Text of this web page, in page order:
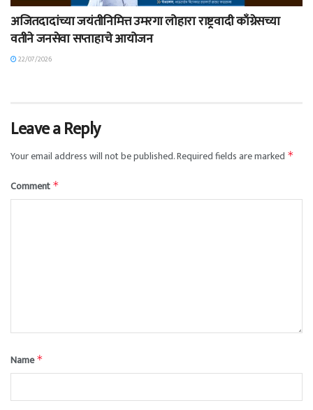
अजितदादांच्या जयंतीनिमित्त उमरगा लोहारा राष्ट्रवादी काँग्रेसच्या
वतीने जनसेवा सप्ताहाचे आयोजन
22/07/2026
Leave a Reply
Your email address will not be published.Required fields are marked *
Comment *
Name*